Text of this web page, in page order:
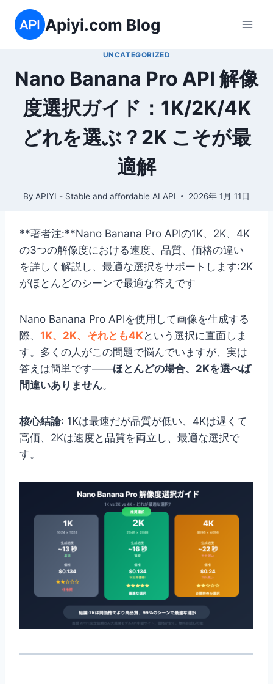
Apiyi.com Blog
UNCATEGORIZED
Nano Banana Pro API 解像
度選択ガイド：1K/2K/4K
どれを選ぶ？2K こそが最
適解
By APIYI - Stable and affordable AI API 2026年 1月 11日
**著者注:**Nano Banana Pro APIの1K、2K、4K
の3つの解像度における速度、品質、価格の違い
を詳しく解説し、最適な選択をサポートします:2K
がほとんどのシーンで最適な答えです
Nano Banana Pro APIを使用して画像を生成する
際、 1K、2K、それとも4Kという選択に直面しま
す。多くの人がこの問題で悩んでいますが、実は
答えは簡単です——ほとんどの場合、2Kを選べば
間違いありません。
核心結論: 1Kは最速だが品質が低い、4Kは遅くて
高価、2Kは速度と品質を両立し、最適な選択で
す。